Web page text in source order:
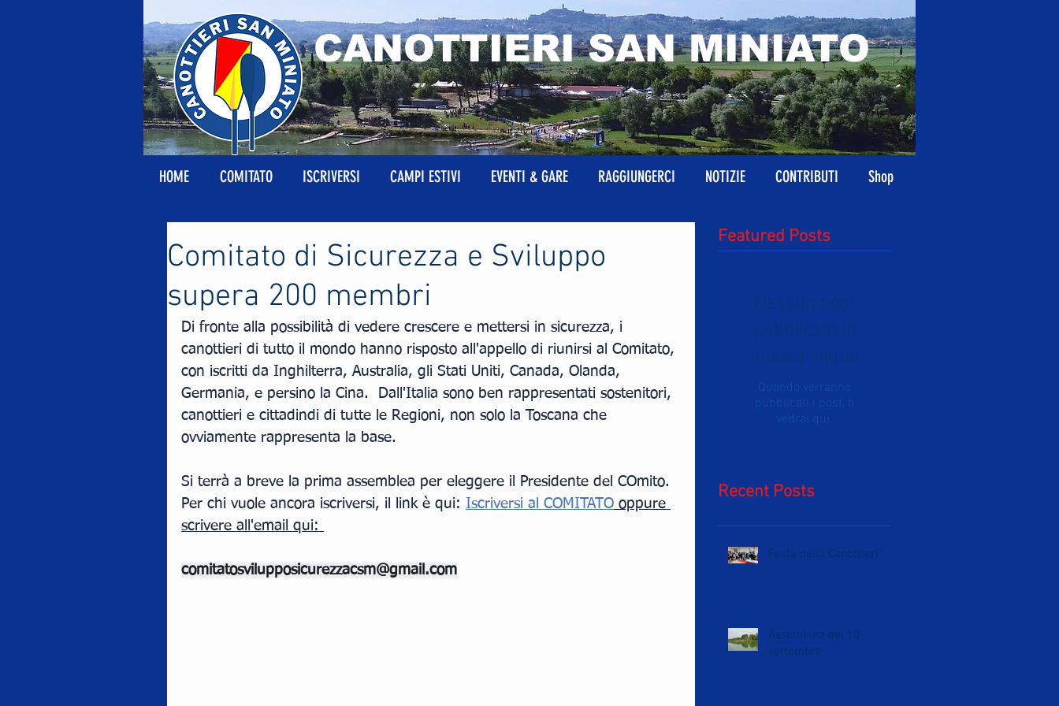
CANOTTIERI SAN MINIATO
HOME COMITATO ISCRIVERSI CAMPI ESTIVI EVENTI & GARE RAGGIUNGERCI NOTIZIE CONTRIBUTI Shop
Comitato di Sicurezza e Sviluppo
supera 200 membri
Di fronte alla possibilità di vedere crescere e mettersi in sicurezza, i
canottieri di tutto il mondo hanno risposto all'appello di riunirsi al Comitato,
con iscritti da Inghilterra, Australia, gli Stati Uniti, Canada, Olanda,
Germania, e persino la Cina.  Dall'Italia sono ben rappresentati sostenitori,
canottieri e cittadindi di tutte le Regioni, non solo la Toscana che
ovviamente rappresenta la base.
Si terrà a breve la prima assemblea per eleggere il Presidente del COmito.
Per chi vuole ancora iscriversi, il link è qui: Iscriversi al COMITATO oppure
scrivere all'email qui:
comitatosvilupposicurezzacsm@gmail.com
Featured Posts
Nessun post
pubblicato in
questa lingua
Quando verranno
pubblicati i post, li
vedrai qui.
Recent Posts
Festa della Canottieri
Assemblea del 10
settembre